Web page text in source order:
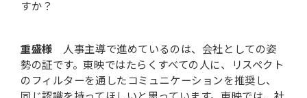
すか？
重盛様 人事主導で進めているのは、会社としての姿
勢の証です。東映ではたらくすべての人に、リスペクト
のフィルターを通したコミュニケーションを推奨し、